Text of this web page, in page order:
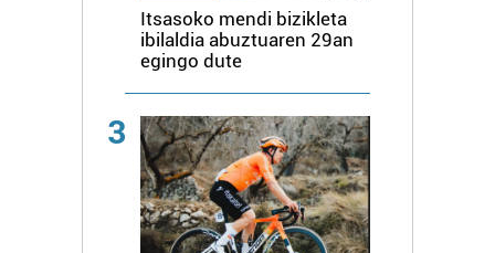
Itsasoko mendi bizikleta
ibilaldia abuztuaren 29an
egingo dute
3